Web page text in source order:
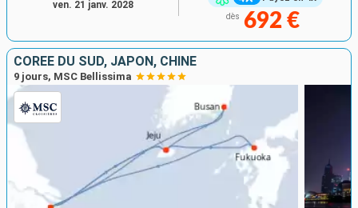
dès 692 €
ven. 21 janv. 2028
CORÉE DU SUD, JAPON, CHINE
9 jours, MSC Bellissima